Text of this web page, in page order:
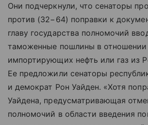
Они подчеркнули, что сенаторы
против (32−64) поправки к
главу государства полномочий
таможенные пошлины в отношении
импортирующих нефть или газ из
Ее предложили сенаторы
и демократ Рон Уайден. «Хотя
Уайдена, предусматривающая
полномочий в области введения